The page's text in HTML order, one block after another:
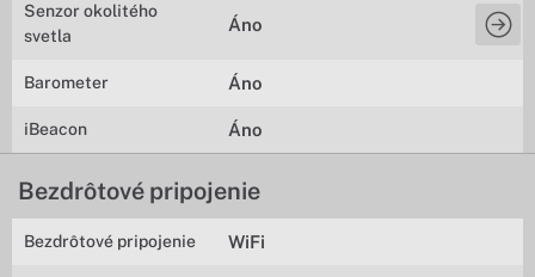
Senzor okolitého
svetla
Áno
Barometer Áno
iBeacon Áno
Bezdrôtové pripojenie
Bezdrôtové pripojenie WiFi